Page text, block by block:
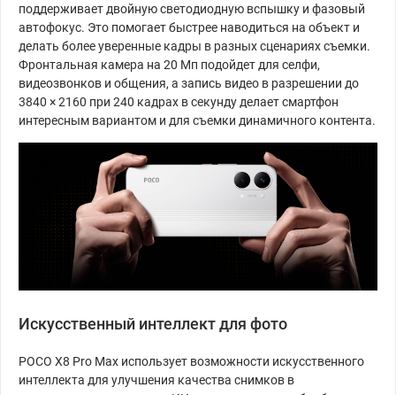
поддерживает двойную светодиодную вспышку и фазовый
автофокус. Это помогает быстрее наводиться на объект и
делать более уверенные кадры в разных сценариях съемки.
Фронтальная камера на 20 Мп подойдет для селфи,
видеозвонков и общения, а запись видео в разрешении до
3840 × 2160 при 240 кадрах в секунду делает смартфон
интересным вариантом и для съемки динамичного контента.
Искусственный интеллект для фото
POCO X8 Pro Max использует возможности искусственного
интеллекта для улучшения качества снимков в